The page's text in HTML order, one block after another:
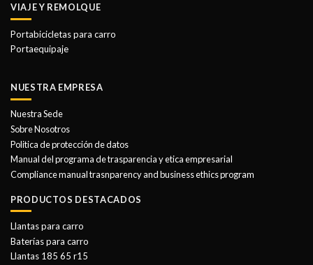
VIAJE Y REMOLQUE
Portabicicletas para carro
Portaequipaje
NUESTRA EMPRESA
Nuestra Sede
Sobre Nosotros
Politica de protección de datos
Manual del programa de trasparencia y etica empresarial
Compliance manual trasnparency and business ethics program
PRODUCTOS DESTACADOS
Llantas para carro
Baterías para carro
Llantas 185 65 r15